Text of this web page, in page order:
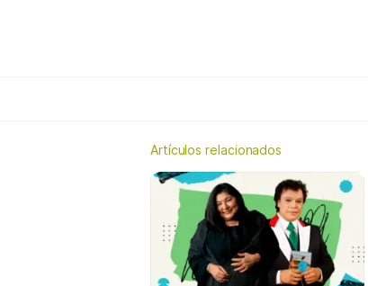
Artículos relacionados